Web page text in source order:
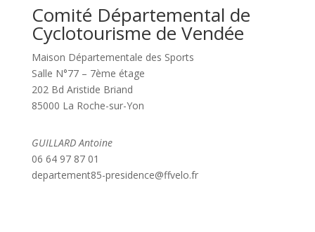
Comité Départemental de
Cyclotourisme de Vendée
Maison Départementale des Sports
Salle N°77 – 7ème étage
202 Bd Aristide Briand
85000 La Roche-sur-Yon
GUILLARD Antoine
06 64 97 87 01
departement85-presidence@ffvelo.fr